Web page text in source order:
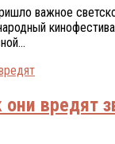
важное
они вредят